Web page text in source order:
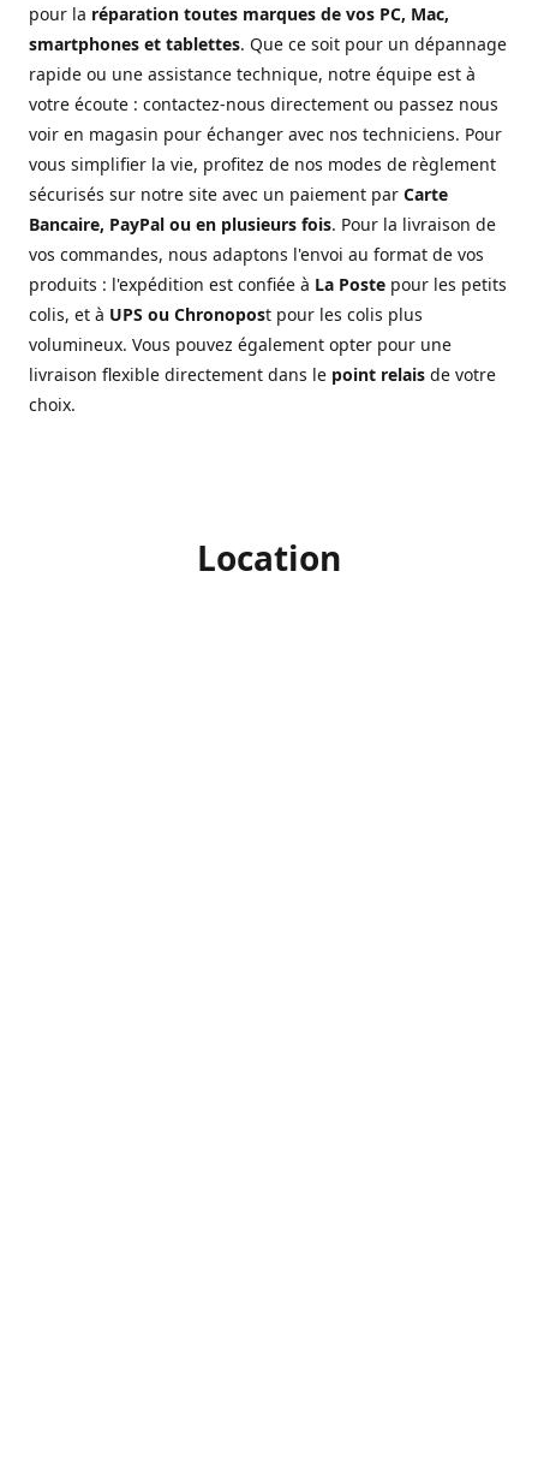
pour la réparation toutes marques de vos PC, Mac,
smartphones et tablettes. Que ce soit pour un dépannage
rapide ou une assistance technique, notre équipe est à
votre écoute : contactez-nous directement ou passez nous
voir en magasin pour échanger avec nos techniciens. Pour
vous simplifier la vie, profitez de nos modes de règlement
sécurisés sur notre site avec un paiement par Carte
Bancaire, PayPal ou en plusieurs fois. Pour la livraison de
vos commandes, nous adaptons l'envoi au format de vos
produits : l'expédition est confiée à La Poste pour les petits
colis, et à UPS ou Chronopost pour les colis plus
volumineux. Vous pouvez également opter pour une
livraison flexible directement dans le point relais de votre
choix.
Location